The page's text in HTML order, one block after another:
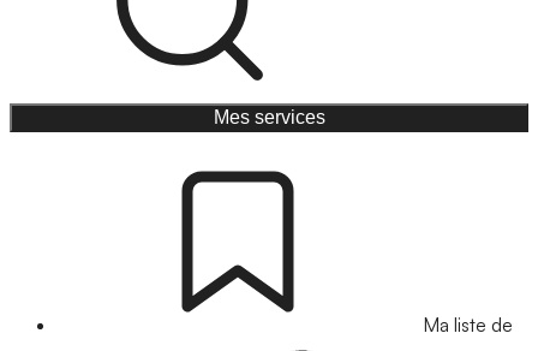
Mes services
Ma liste de